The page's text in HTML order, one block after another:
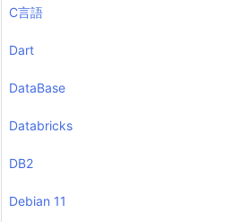
C言語
Dart
DataBase
Databricks
DB2
Debian 11